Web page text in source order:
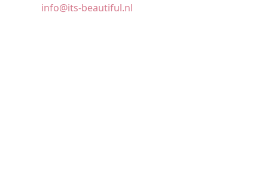
info@its-beautiful.nl